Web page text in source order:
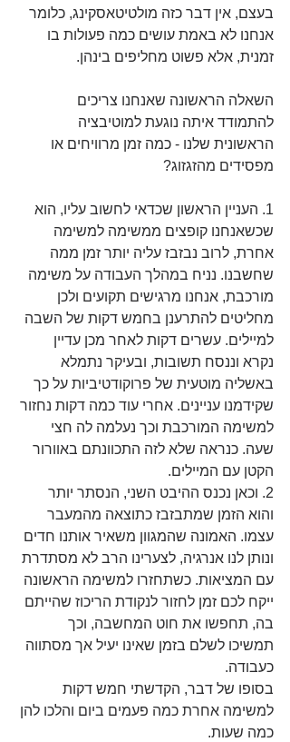
בעצם, אין דבר כזה מולטיטאסקינג, כלומר
אנחנו לא באמת עושים כמה פעולות בו
זמנית, אלא פשוט מחליפים בינהן.
השאלה הראשונה שאנחנו צריכים
להתמודד איתה נוגעת למוטיבציה
הראשונית שלנו - כמה זמן מרוויחים או
מפסידים מהזגזוג?
1. העניין הראשון שכדאי לחשוב עליו, הוא
שכשאנחנו קופצים ממשימה למשימה
אחרת, לרוב נבזבז עליה יותר זמן ממה
שחשבנו. נניח במהלך העבודה על משימה
מורכבת, אנחנו מרגישים תקועים ולכן
מחליטים להתרענן בחמש דקות של השבה
למיילים. עשרים דקות לאחר מכן עדיין
נקרא וננסח תשובות, ובעיקר נתמלא
באשליה מוטעית של פרוקודטיביות על כך
שקידמנו עניינים. אחרי עוד כמה דקות נחזור
למשימה המורכבת וכך נעלמה לה חצי
שעה. כנראה שלא לזה התכוונתם באוורור
הקטן עם המיילים.
2. וכאן נכנס ההיבט השני, הנסתר יותר
והוא הזמן שמתבזבז כתוצאה מהמעבר
עצמו. האמונה שהמגוון משאיר אותנו חדים
ונותן לנו אנרגיה, לצערינו הרב לא מסתדרת
עם המציאות. כשתחזרו למשימה הראשונה
ייקח לכם זמן לחזור לנקודת הריכוז שהייתם
בה, תחפשו את חוט המחשבה, וכך
תמשיכו לשלם בזמן שאינו יעיל אך מסתווה
כעבודה.
בסופו של דבר, הקדשתי חמש דקות
למשימה אחרת כמה פעמים ביום והלכו להן
כמה שעות.